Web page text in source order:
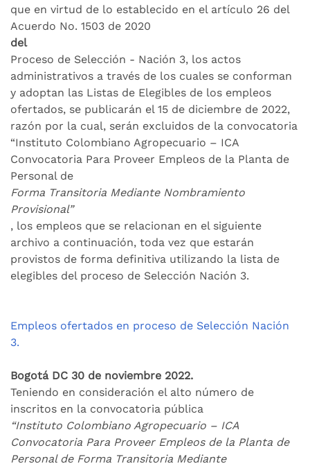
que en virtud de lo establecido en el artículo 26 del
Acuerdo No. 1503 de 2020
del
Proceso de Selección - Nación 3, los actos
administrativos a través de los cuales se conforman
y adoptan las Listas de Elegibles de los empleos
ofertados, se publicarán el 15 de diciembre de 2022,
razón por la cual, serán excluidos de la convocatoria
“Instituto Colombiano Agropecuario – ICA
Convocatoria Para Proveer Empleos de la Planta de
Personal de
Forma Transitoria Mediante Nombramiento
Provisional”
, los empleos que se relacionan en el siguiente
archivo a continuación, toda vez que estarán
provistos de forma definitiva utilizando la lista de
elegibles del proceso de Selección Nación 3.
Empleos ofertados en proceso de Selección Nación
3.
Bogotá DC 30 de noviembre 2022.
Teniendo en consideración el alto número de
inscritos en la convocatoria pública
“Instituto Colombiano Agropecuario – ICA
Convocatoria Para Proveer Empleos de la Planta de
Personal de Forma Transitoria Mediante